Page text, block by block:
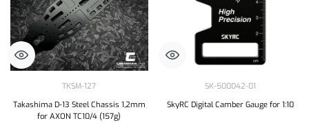
TKSM-127
Takashima D-13 Steel Chassis 1,2mm
for AXON TC10/4 (157g)
SK-500042-01
SkyRC Digital Camber Gauge for 1:10